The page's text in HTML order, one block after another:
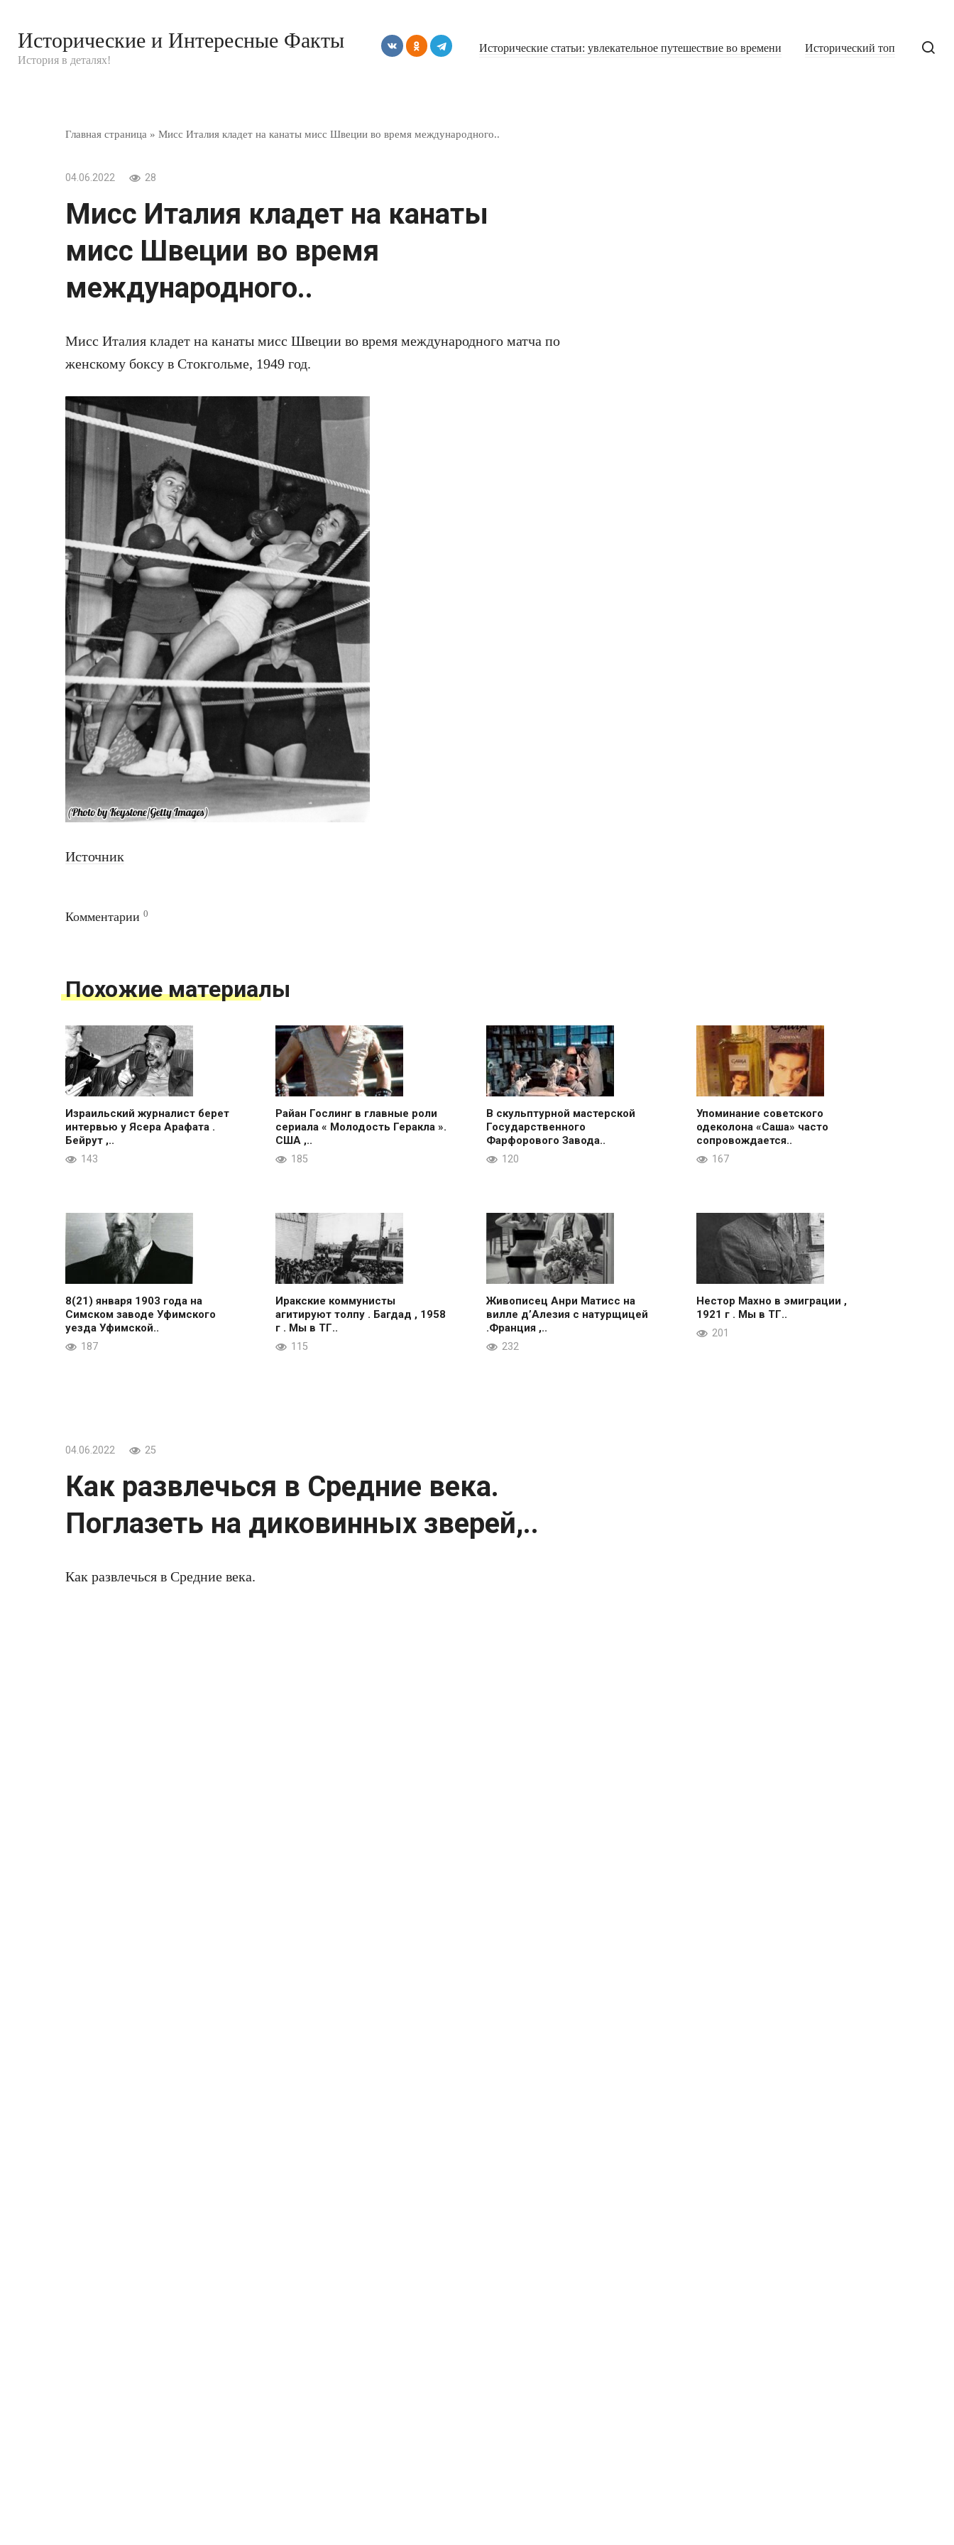
контенту
Исторические и Интересные Факты
История в деталях!
Исторические статьи: увлекательное путешествие во времени Исторический топ
Главная страница » Мисс Италия кладет на канаты мисс Швеции во время международного..
04.06.2022 28
Мисс Италия кладет на канаты
мисс Швеции во время
международного..
Мисс Италия кладет на канаты мисс Швеции во время международного матча по
женскому боксу в Стокгольме, 1949 год.
Источник
Комментарии 0
Похожие материалы
Израильский журналист берет
интервью у Ясера Арафата .
Бейрут ,..
143
Райан Гослинг в главные роли
сериала « Молодость Геракла ».
США ,..
185
В скульптурной мастерской
Государственного
Фарфорового Завода..
120
Упоминание советского
одеколона «Саша» часто
сопровождается..
167
8(21) января 1903 года на
Симском заводе Уфимского
уезда Уфимской..
187
Иракские коммунисты
агитируют толпу . Багдад , 1958
г . Мы в ТГ..
115
Живописец Анри Матисс на
вилле д’Алезия с натурщицей
.Франция ,..
232
Нестор Махно в эмиграции ,
1921 г . Мы в ТГ..
201
04.06.2022 25
Как развлечься в Средние века.
Поглазеть на диковинных зверей,..
Как развлечься в Средние века.